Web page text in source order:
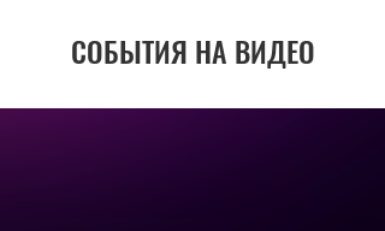
СОБЫТИЯ НА ВИДЕО